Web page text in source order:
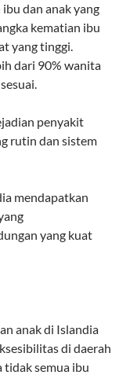
dan anak yang
kematian ibu
yang tinggi.
dari 90% wanita
penyakit
rutin dan sistem
mendapatkan
yang kuat
anak di Islandia
di daerah
tidak semua ibu